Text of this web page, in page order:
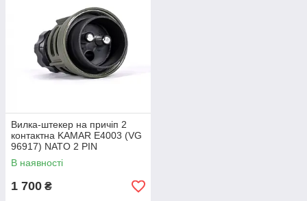
Вилка-штекер на причіп 2
контактна KAMAR E4003 (VG
96917) NATO 2 PIN
В наявності
1 700 ₴